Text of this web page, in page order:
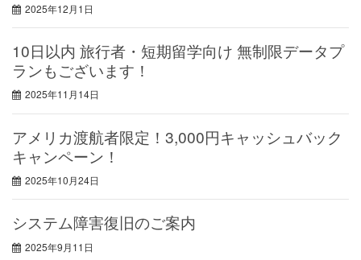
2025年12月1日
10日以内 旅行者・短期留学向け 無制限データプ
ランもございます！
2025年11月14日
アメリカ渡航者限定！3,000円キャッシュバック
キャンペーン！
2025年10月24日
システム障害復旧のご案内
2025年9月11日